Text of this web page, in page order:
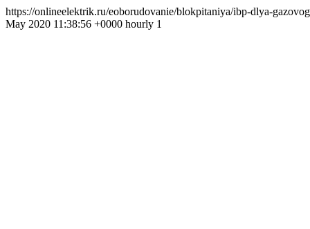
https://onlineelektrik.ru/eoborudovanie/blokpitaniya/ibp-dlya-
May 2020 11:38:56 +0000 hourly 1